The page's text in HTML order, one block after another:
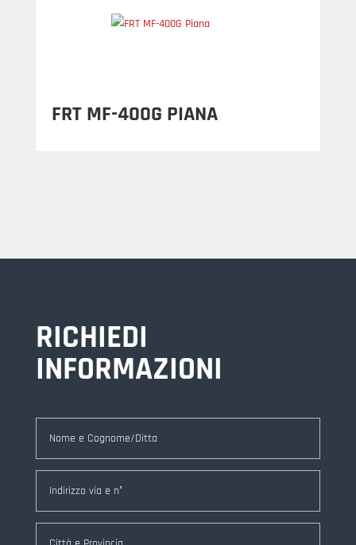
FRT MF-400G PIANA
RICHIEDI
INFORMAZIONI